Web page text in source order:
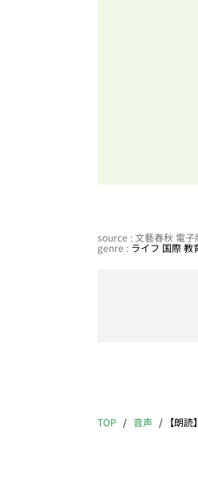
source : 文藝春秋 電
genre : ライフ 国際教
TOP 音声 【朗読